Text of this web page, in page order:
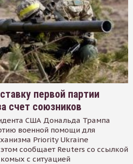
первой партии
счет союзников
США Дональда Трампа
военной помощи для
Priority Ukraine
сообщает Reuters со ссылкой
с ситуацией